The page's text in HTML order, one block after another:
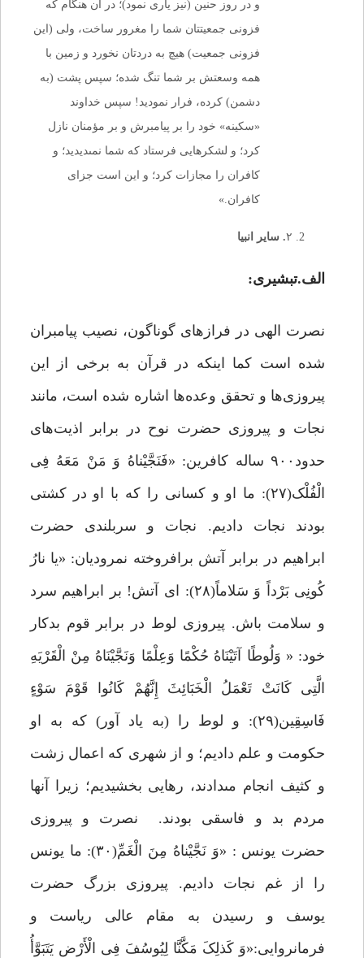
و در روز حنین (نیز یارى نمود)؛ در آن هنگام که
فزونى جمعیتتان شما را مغرور ساخت، ولى (این
فزونى جمعیت) هیچ به دردتان نخورد و زمین با
همه وسعتش بر شما تنگ شده؛ سپس پشت (به
دشمن) کرده، فرار نمودید! سپس خداوند
«سکینه‏» خود را بر پیامبرش و بر مؤمنان نازل
کرد؛ و لشکرهایى فرستاد که شما نمى‏دیدید؛ و
کافران را مجازات کرد؛ و این است جزاى
کافران.»
۲. سایر انبیا
الف.تبشیری:
نصرت‌ الهی در فرازهای گوناگون، نصیب پیامبران
شده است کما اینکه در قرآن به برخی از این
پیروزی‌ها و تحقق وعده‌ها اشاره شده است، مانند
نجات و پیروزی حضرت نوح در برابر اذیت‌های
حدود۹۰۰ ساله کافرین: «فَنَجَّیْناهُ وَ مَنْ مَعَهُ فِی
الْفُلْک(۲۷): ما او و کسانى را که با او در کشتی
بودند نجات دادیم. نجات و سربلندی حضرت
ابراهیم در برابر آتش برافروخته نمرودیان: «یا نارُ
کُونِی بَرْداً وَ سَلاماً(۲۸): اى آتش! بر ابراهیم سرد
و سلامت باش. پیروزی لوط در برابر قوم بدکار
خود: « وَلُوطًا آتَیْنَاهُ حُکْمًا وَعِلْمًا وَنَجَّیْنَاهُ مِنْ الْقَرْیَهِ
الَّتِی کَانَتْ تَعْمَلُ الْخَبَائِثَ إِنَّهُمْ کَانُوا قَوْمَ سَوْءٍ
فَاسِقِین(۲۹): و لوط را (به یاد آور) که به او
حکومت و علم دادیم؛ و از شهرى که اعمال زشت
و کثیف انجام مى‏دادند، رهایى بخشیدیم؛ زیرا آنها
مردم بد و فاسقى بودند. نصرت و پیروزی
حضرت یونس : «وَ نَجَّیْناهُ مِنَ الْغَمِّ(۳۰): ما یونس
را از غم نجات دادیم. پیروزی بزرگ حضرت
یوسف و رسیدن به مقام عالی ریاست و
فرمانروایی:«وَ کَذلِکَ مَکَّنَّا لِیُوسُفَ فِی الْأَرْضِ یَتَبَوَّأُ